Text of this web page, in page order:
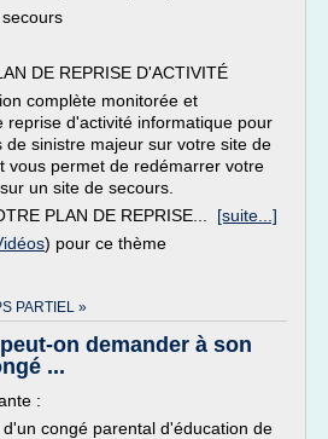
DE REPRISE D'ACTIVITÉ
complète monitorée et
reprise d'activité informatique pour
de sinistre majeur sur votre site de
vous permet de redémarrer votre
un site de secours.
PLAN DE REPRISE... [suite...]
) pour ce thème
PARTIEL »
on demander à son
...
:
congé parental d'éducation de